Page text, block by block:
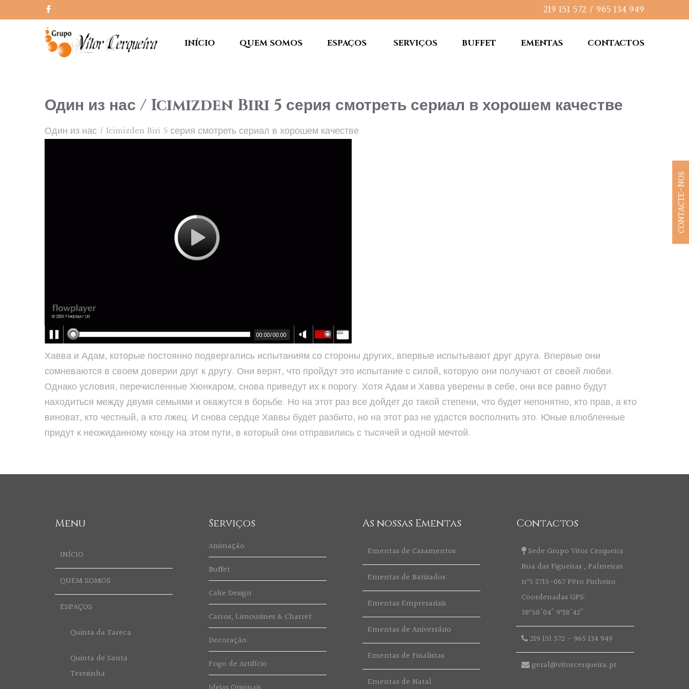
219 151 572 / 965 134 949
INÍCIO QUEM SOMOS ESPAÇOS SERVIÇOS BUFFET EMENTAS CONTACTOS
Один из нас / Icimizden Biri 5 серия смотреть сериал в хорошем качестве
Один из нас / Icimizden Biri 5 серия смотреть сериал в хорошем качестве
Хавва и Адам, которые постоянно подвергались испытаниям со стороны других, впервые испытывают друг друга. Впервые они
сомневаются в своем доверии друг к другу. Они верят, что пройдут это испытание с силой, которую они получают от своей любви.
Однако условия, перечисленные Хюнкаром, снова приведут их к порогу. Хотя Адам и Хавва уверены в себе, они все равно будут
находиться между двумя семьями и окажутся в борьбе. Но на этот раз все дойдет до такой степени, что будет непонятно, кто прав, а кто
виноват, кто честный, а кто лжец. И снова сердце Хаввы будет разбито, но на этот раз не удастся восполнить это. Юные влюбленные
придут к неожиданному концу на этом пути, в который они отправились с тысячей и одной мечтой.
Menu
INÍCIO
QUEM SOMOS
ESPAÇOS
Quinta da Tareca
Quinta de Santa
Teresinha
Serviços
Animação
Buffet
Cake Design
Carros, Limousines & Charret
Decoração
Fogo de Artifício
As nossas Ementas
Ementas de Casamentos
Ementas de Batizados
Ementas Empresariais
Ementas de Aniversário
Ementas de Finalistas
Ementas de Natal
Contactos
Sede Grupo Vitor Cerqueira
Rua das Figueiras , Palmeiras
nº5 2715-067 Pêro Pinheiro
Coordenadas GPS:
38º50'04" 9º18'42"
219 151 572 - 965 134 949
geral@vitorcerqueira.pt
CONTACTE-NOS